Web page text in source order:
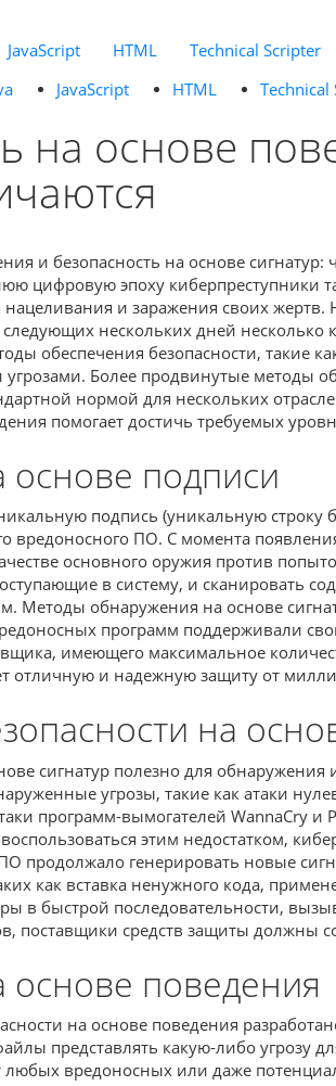
JavaScript HTML Technical Scripter
JavaScript HTML Technical
на основе
цифровую эпоху киберпреступники
и заражения своих
нескольких дней несколько
обеспечения безопасности, такие
Более продвинутые методы
нормой для нескольких
помогает достичь требуемых
основе подписи
подпись (уникальную
вредоносного ПО. С момента
основного оружия против
в систему, и сканировать
Методы обнаружения на основе
программ поддерживали
имеющего максимальное
отличную и надежную защиту от
на
сигнатур полезно для
угрозы, такие как атаки
программ-вымогателей WannaCry
этим недостатком,
продолжало генерировать новые
как вставка ненужного кода,
быстрой последовательности,
поставщики средств защиты
основе поведения
на основе поведения
представлять какую-либо угрозу
любых вредоносных или даже